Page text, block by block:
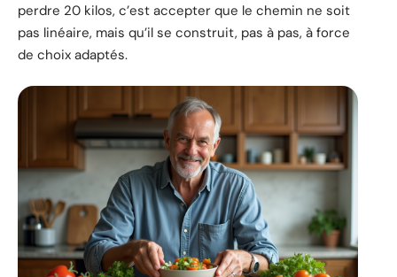
perdre 20 kilos, c’est accepter que le chemin ne soit
pas linéaire, mais qu’il se construit, pas à pas, à force
de choix adaptés.